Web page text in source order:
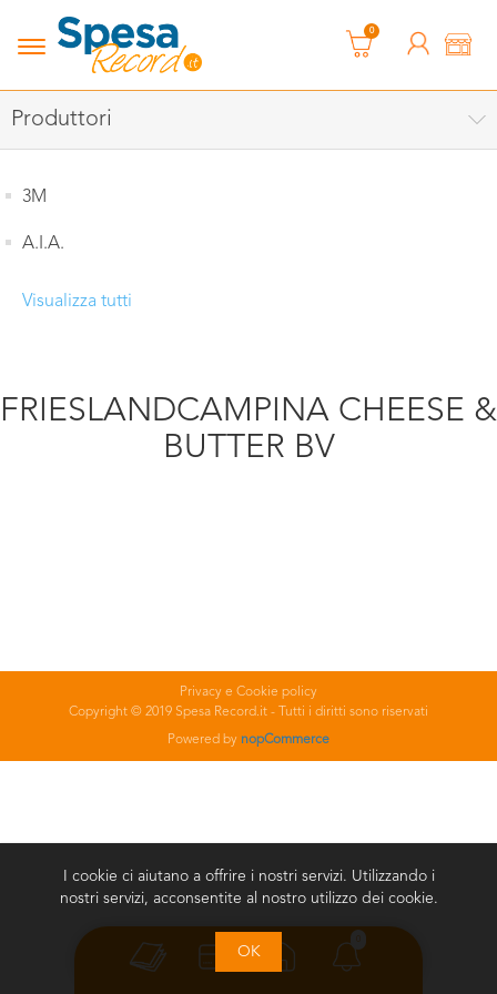
0
Produttori
3M
A.I.A.
Visualizza tutti
FRIESLANDCAMPINA CHEESE &
BUTTER BV
Privacy e Cookie policy
Copyright © 2019 Spesa Record.it - Tutti i diritti sono riservati
Powered by nopCommerce
I cookie ci aiutano a offrire i nostri servizi. Utilizzando i
nostri servizi, acconsentite al nostro utilizzo dei cookie.
OK